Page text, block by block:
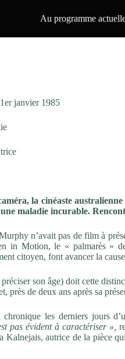
Au programme
janvier 1985
la cinéaste
maladie incurable.
n’avait pas de film à
in Motion, le « palmarès »
citoyen, font avancer la
son âge) doit cette
près de deux ans après sa
les derniers jours
pas évident à caractériser »,
Kalnejais, autrice de la pièce